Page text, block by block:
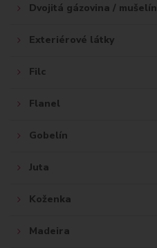
Dvojitá gázovina / mušelín
Exteriérové látky
Filc
Flanel
Gobelín
Juta
Koženka
Madeira